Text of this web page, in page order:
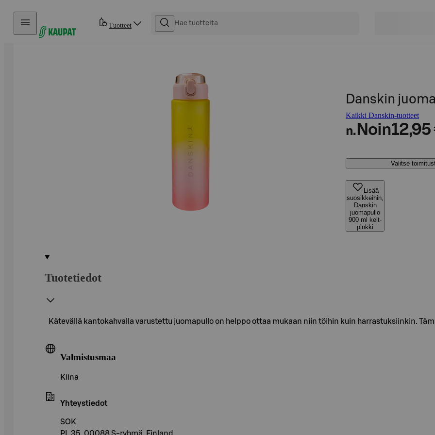
Hyppää sisältöön
Tuotteet
Danskin
Kaikki Danskin-tuotteet
n. Noin12,95
Valitse
Lisää
suosikkeihin,
Danskin
juomapullo
900 ml kelt-
pinkki
Tuotetiedot
Kätevällä kantokahvalla varustettu juomapullo on helppo ottaa mukaan niin töihin kuin harrastuksiinkin.
Valmistusmaa
Kiina
Yhteystiedot
SOK